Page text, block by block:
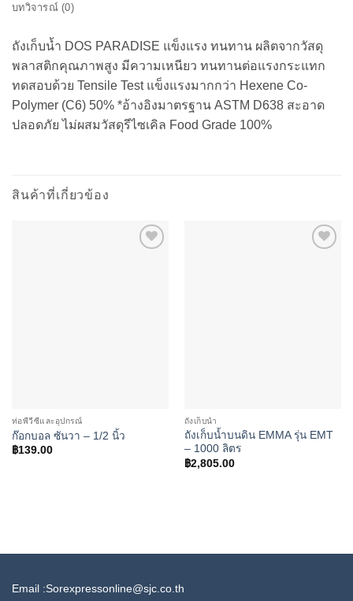
บทวิจารณ์ (0)
ถังเก็บน้ำ DOS PARADISE แข็งแรง ทนทาน ผลิตจากวัสดุ
พลาสติกคุณภาพสูง มีความเหนียว ทนทานต่อแรงกระแทก
ทดสอบด้วย Tensile Test แข็งแรงมากกว่า Hexene Co-
Polymer (C6) 50% *อ้างอิงมาตรฐาน ASTM D638 สะอาด
ปลอดภัย ไม่ผสมวัสดุรีไซเคิล Food Grade 100%
สินค้าที่เกี่ยวข้อง
ท่อพีวีซีและอุปกรณ์
ก๊อกบอล ซันวา – 1/2 นิ้ว
฿139.00
ถังเก็บน้ำ
ถังเก็บน้ำบนดิน EMMA รุ่น EMT
– 1000 ลิตร
฿2,805.00
Email :Sorexpressonline@sjc.co.th